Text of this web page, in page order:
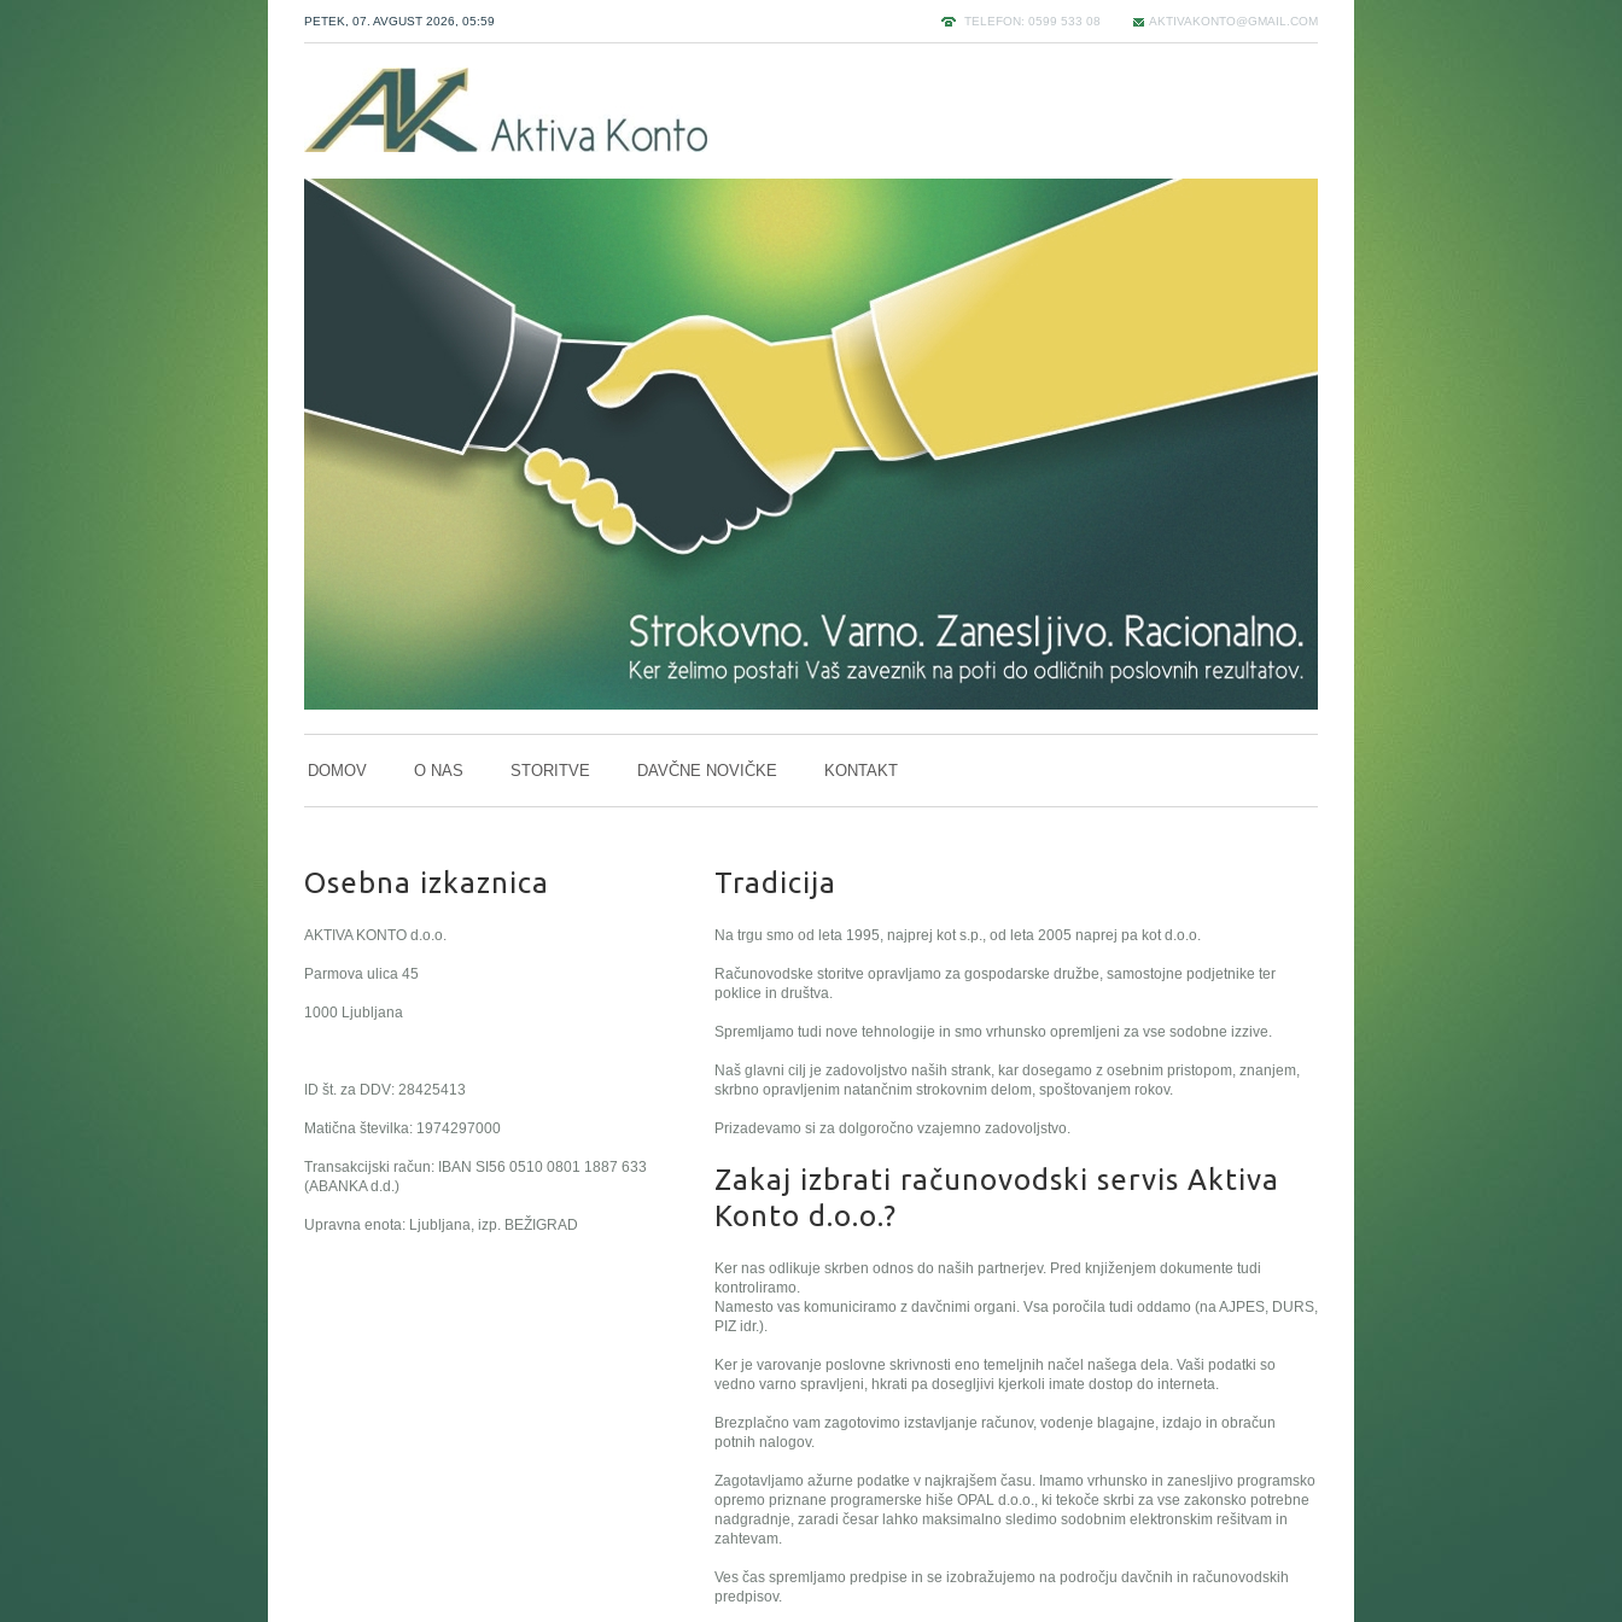
AKTIVAKONTO@GMAIL.COM
TELEFON: 0599 533 08
PETEK, 07. AVGUST 2026, 05:59
DOMOV O NAS STORITVE DAVČNE NOVIČKE KONTAKT
Osebna izkaznica
AKTIVA KONTO d.o.o.
Parmova ulica 45
1000 Ljubljana
ID št. za DDV: 28425413
Matična številka: 1974297000
Transakcijski račun: IBAN SI56 0510 0801 1887 633
(ABANKA d.d.)
Upravna enota: Ljubljana, izp. BEŽIGRAD
Tradicija
Na trgu smo od leta 1995, najprej kot s.p., od leta 2005 naprej pa kot d.o.o.
Računovodske storitve opravljamo za gospodarske družbe, samostojne podjetnike ter
poklice in društva.
Spremljamo tudi nove tehnologije in smo vrhunsko opremljeni za vse sodobne izzive.
Naš glavni cilj je zadovoljstvo naših strank, kar dosegamo z osebnim pristopom, znanjem,
skrbno opravljenim natančnim strokovnim delom, spoštovanjem rokov.
Prizadevamo si za dolgoročno vzajemno zadovoljstvo.
Zakaj izbrati računovodski servis Aktiva
Konto d.o.o.?
Ker nas odlikuje skrben odnos do naših partnerjev. Pred knjiženjem dokumente tudi
kontroliramo.
Namesto vas komuniciramo z davčnimi organi. Vsa poročila tudi oddamo (na AJPES, DURS,
PIZ idr.).
Ker je varovanje poslovne skrivnosti eno temeljnih načel našega dela. Vaši podatki so
vedno varno spravljeni, hkrati pa dosegljivi kjerkoli imate dostop do interneta.
Brezplačno vam zagotovimo izstavljanje računov, vodenje blagajne, izdajo in obračun
potnih nalogov.
Zagotavljamo ažurne podatke v najkrajšem času. Imamo vrhunsko in zanesljivo programsko
opremo priznane programerske hiše OPAL d.o.o., ki tekoče skrbi za vse zakonsko potrebne
nadgradnje, zaradi česar lahko maksimalno sledimo sodobnim elektronskim rešitvam in
zahtevam.
Ves čas spremljamo predpise in se izobražujemo na področju davčnih in računovodskih
predpisov.